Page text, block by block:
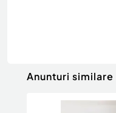
Anunturi similare